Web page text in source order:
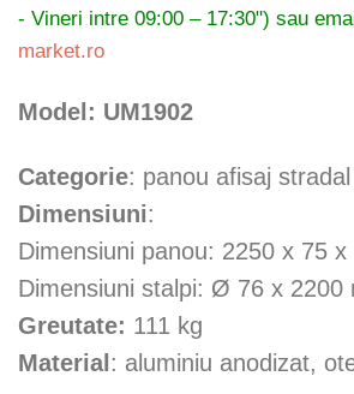
- Vineri intre 09:00 – 17:30") sau
market.ro
Model: UM1902
Categorie: panou afisaj stradal
Dimensiuni:
Dimensiuni panou: 2250 x 75
Dimensiuni stalpi: Ø 76 x 2200
Greutate: 111 kg
Material: aluminiu anodizat,